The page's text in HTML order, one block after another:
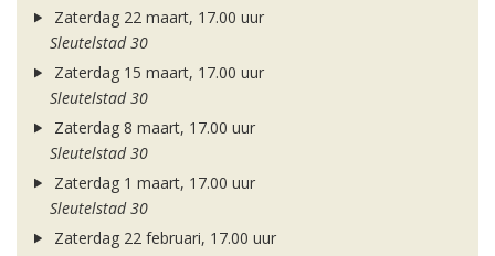
Zaterdag 22 maart, 17.00 uur
Sleutelstad 30
Zaterdag 15 maart, 17.00 uur
Sleutelstad 30
Zaterdag 8 maart, 17.00 uur
Sleutelstad 30
Zaterdag 1 maart, 17.00 uur
Sleutelstad 30
Zaterdag 22 februari, 17.00 uur